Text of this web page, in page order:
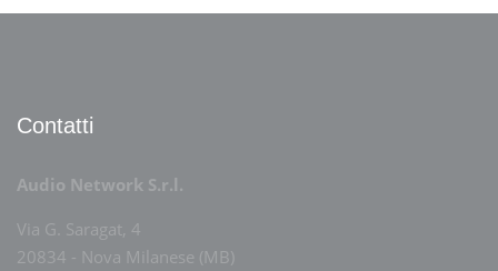
Contatti
Audio Network S.r.l.
Via G. Saragat, 4
20834 - Nova Milanese (MB)